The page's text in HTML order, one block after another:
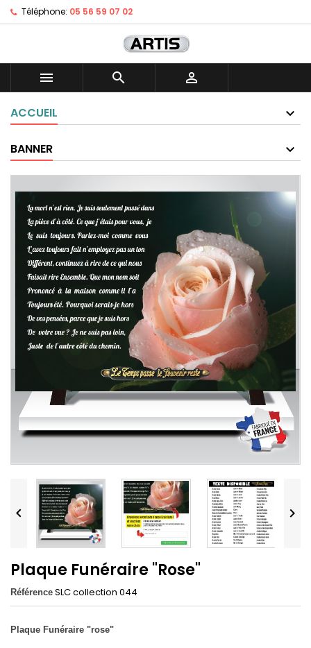
Téléphone: 05 56 59 07 02
  
ACCUEIL
BANNER
 
Plaque Funéraire "Rose"
Référence SLC collection 044
Plaque Funéraire "rose"